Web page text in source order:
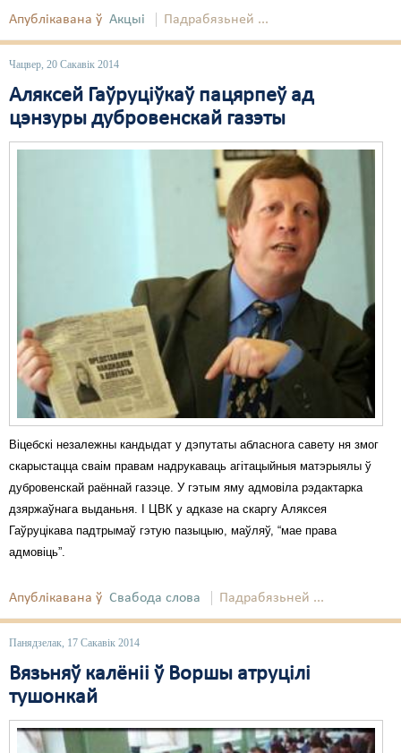
Апублікавана ў Акцыі Падрабязьней ...
Чацвер, 20 Сакавік 2014
Аляксей Гаўруціўкаў пацярпеў ад
цэнзуры дyбровенскай газэты
Віцебскі незалежны кандыдат у дэпутаты абласнога савету ня змог
скарыстацца сваім правам надрукаваць агітацыйныя матэрыялы ў
дубровенскай раённай газэце. У гэтым яму адмовіла рэдактарка
дзяржаўнага выданьня. І ЦВК у адказе на скаргу Аляксея
Гаўруцікава падтрымаў гэтую пазыцыю, маўляў, “мае права
адмовіць”.
Апублікавана ў Свабода слова Падрабязьней ...
Панядзелак, 17 Сакавік 2014
Вязьняў калёніі ў Воршы атруцілі
тушонкай